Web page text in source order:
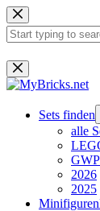
Zum
Inhalt
springen
Keine
Ergebnisse
Sets finden
alle
2026
2025
Minifiguren